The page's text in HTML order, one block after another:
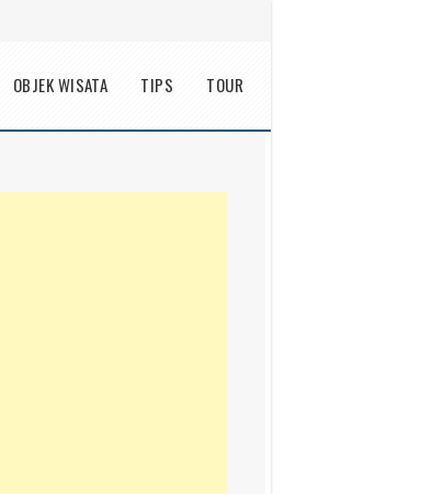
OBJEK WISATA TIPS TOUR